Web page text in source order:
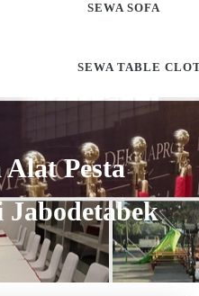
SEWA SOFA
SEWA TABLE
Alat Pesta